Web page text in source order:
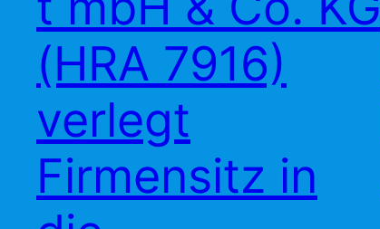
(HRA 7916)
verlegt
Firmensitz in